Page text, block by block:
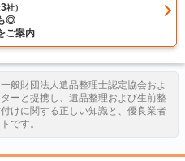
3社）
◎
ご案内
般財団法人遺品整理士認定協会およ
ーと提携し、遺品整理および生前整
けに関する正しい知識と、優良業者
です。